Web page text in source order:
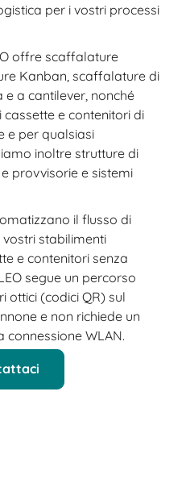
per i vostri processi
offre scaffalature
Kanban, scaffalature di
a cantilever, nonché
e contenitori di
e per qualsiasi
inoltre strutture di
provvisorie e sistemi
il flusso di
stabilimenti
e contenitori senza
segue un percorso
ottici (codici QR) sul
e non richiede un
WLAN.